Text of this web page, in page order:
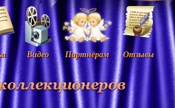
Видео Партнёрам Отзывы